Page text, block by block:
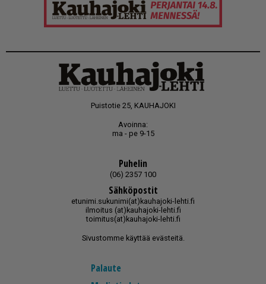
Puistotie 25, KAUHAJOKI
Avoinna:
ma - pe 9-15
Puhelin
(06) 2357 100
Sähköpostit
etunimi.sukunimi(at)kauhajoki-lehti.fi
ilmoitus (at)kauhajoki-lehti.fi
toimitus(at)kauhajoki-lehti.fi
Sivustomme käyttää evästeitä.
Palaute